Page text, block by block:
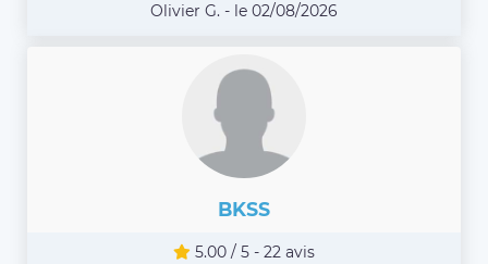
Olivier G. - le 02/08/2026
BKSS
5.00 / 5 - 22 avis